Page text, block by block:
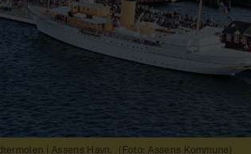
i Assens Havn. (Foto: Assens Kommune)